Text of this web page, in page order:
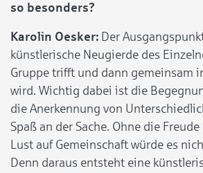
so besonders?
Karolin Oesker: Der
künstlerische Neugierde des
Gruppe trifft und dann gemeinsam
wird. Wichtig dabei ist die
die Anerkennung von
Spaß an der Sache. Ohne die
Lust auf Gemeinschaft würde es
Denn daraus entsteht eine